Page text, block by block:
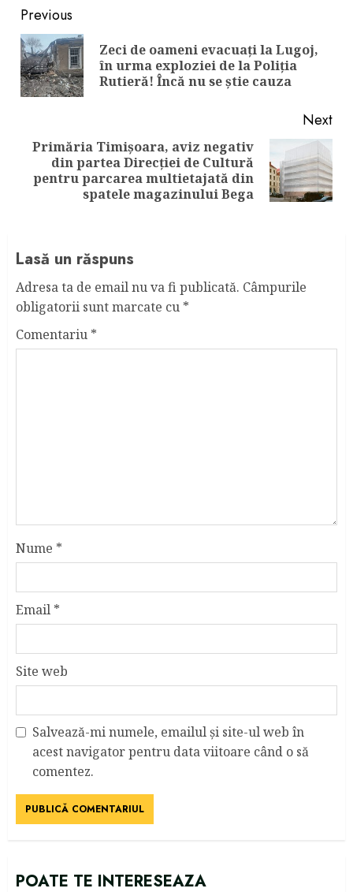
Continue
Reading
Previous
Zeci de oameni evacuați la Lugoj,
în urma exploziei de la Poliția
Rutieră! Încă nu se știe cauza
Next
Next
post:
Primăria Timișoara, aviz negativ
din partea Direcției de Cultură
pentru parcarea multietajată din
spatele magazinului Bega
Lasă un răspuns
Adresa ta de email nu va fi publicată. Câmpurile
obligatorii sunt marcate cu *
Comentariu *
Nume *
Email *
Site web
Salvează-mi numele, emailul și site-ul web în
acest navigator pentru data viitoare când o să
comentez.
POATE TE INTERESEAZA